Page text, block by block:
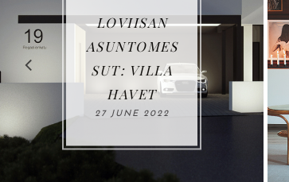
LOVIISAN
ASUNTOMES
SUT: VILLA
27 JUNE 2022